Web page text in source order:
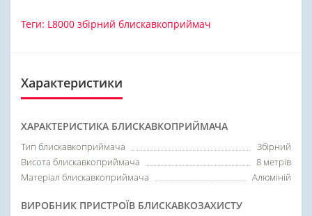
Теги: L8000 збірний блискавкоприймач
Характеристики
ХАРАКТЕРИСТИКА БЛИСКАВКОПРИЙМАЧА
Тип блискавкоприймача
Збірний
Висота блискавкоприймача
8 метрів
Матеріал блискавкоприймача
Алюміній
ВИРОБНИК ПРИСТРОЇВ БЛИСКАВКОЗАХИСТУ